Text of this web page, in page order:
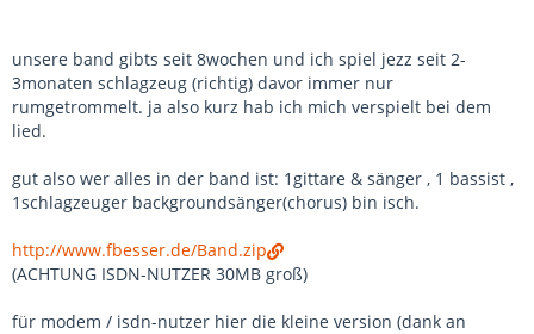
unsere band gibts seit 8wochen und ich spiel jezz seit 2-
3monaten schlagzeug (richtig) davor immer nur
rumgetrommelt. ja also kurz hab ich mich verspielt bei dem
lied.
gut also wer alles in der band ist: 1gittare & sänger , 1 bassist ,
1schlagzeuger backgroundsänger(chorus) bin isch.
http://www.fbesser.de/Band.zip
(ACHTUNG ISDN-NUTZER 30MB groß)
für modem / isdn-nutzer hier die kleine version (dank an